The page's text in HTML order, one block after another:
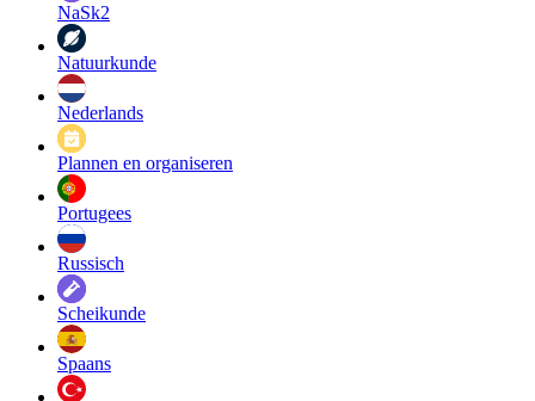
NaSk2
Natuurkunde
Nederlands
Plannen en organiseren
Portugees
Russisch
Scheikunde
Spaans